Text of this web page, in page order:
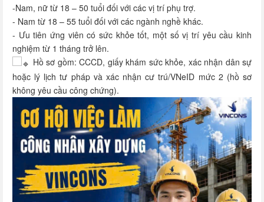
-Nam, nữ từ 18 – 50 tuổi đối với các vị trí phụ trợ.
- Nam từ 18 – 55 tuổi đối với các ngành nghề khác.
- Ưu tiên ứng viên có sức khỏe tốt, một số vị trí yêu cầu kinh
nghiệm từ 1 tháng trở lên.
Hồ sơ gồm: CCCD, giấy khám sức khỏe, xác nhận dân sự
hoặc lý lịch tư pháp và xác nhận cư trú/VNeID mức 2 (hồ sơ
không yêu cầu công chứng).